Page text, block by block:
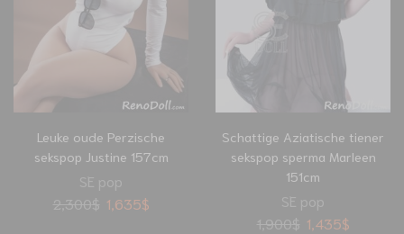
Leuke oude Perzische
sekspop Justine 157cm
SE pop
2,300$ 1,635$
Schattige Aziatische tiener
sekspop sperma Marleen
151cm
SE pop
1,900$ 1,435$